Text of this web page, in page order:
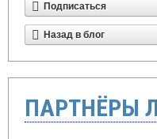
Подписаться
Назад в блог
ПАРТНЁРЫ